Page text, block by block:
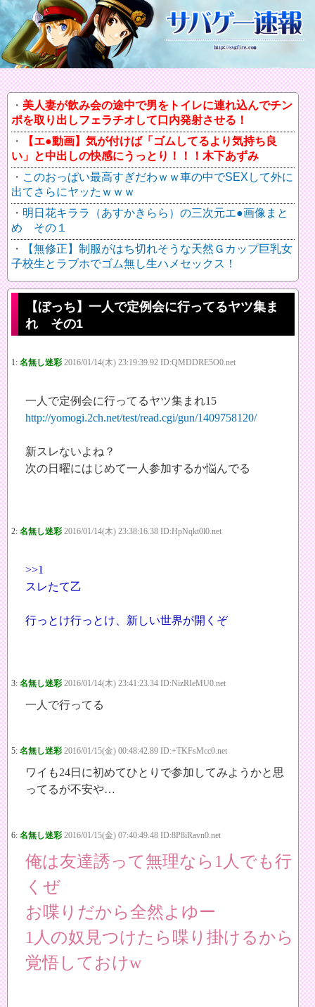
美人妻が飲み会の途中で男をトイレに連れ込んでチン
ポを取り出しフェラチオして口内発射させる！
【エ●動画】気が付けば「ゴムしてるより気持ち良
い」と中出しの快感にうっとり！！！木下あずみ
このおっぱい最高すぎだわｗｗ車の中でSEXして外に
出てさらにヤッたｗｗｗ
明日花キララ（あすかきらら）の三次元エ●画像まと
め その１
【無修正】制服がはち切れそうな天然Ｇカップ巨乳女
子校生とラブホでゴム無し生ハメセックス！
【ぼっち】一人で定例会に行ってるヤツ集ま
れ その1
1: 名無し迷彩 2016/01/14(木) 23:19:39.92 ID:QMDDRE5O0.net
一人で定例会に行ってるヤツ集まれ15
http://yomogi.2ch.net/test/read.cgi/gun/1409758120/
新スレないよね？
次の日曜にはじめて一人参加するか悩んでる
2: 名無し迷彩 2016/01/14(木) 23:38:16.38 ID:HpNqkt0l0.net
>>1
スレたて乙
行っとけ行っとけ、新しい世界が開くぞ
3: 名無し迷彩 2016/01/14(木) 23:41:23.34 ID:NizRIeMU0.net
一人で行ってる
5: 名無し迷彩 2016/01/15(金) 00:48:42.89 ID:+TKFsMcc0.net
ワイも24日に初めてひとりで参加してみようかと思
ってるが不安や…
6: 名無し迷彩 2016/01/15(金) 07:40:49.48 ID:8P8iRavn0.net
俺は友達誘って無理なら1人でも行
くぜ
お喋りだから全然よゆー
1人の奴見つけたら喋り掛けるから
覚悟しておけw